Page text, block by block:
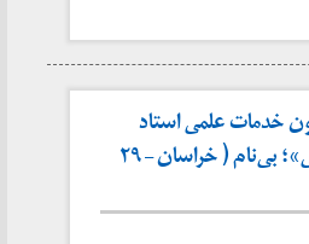
خدمات علمی استاد
محمدتقی شریعتی»؛ بی‌نام ( خراسان – ۲۹